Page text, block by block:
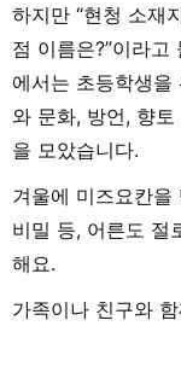
웃풋을 소중
움이 되는
그리기, 전
하지만 “현청 소재
점 이름은?”이라
에서는 초등학생
와 문화, 방언, 향
을 모았습니다.
겨울에 미즈요칸을
비밀 등, 어른도 절
해요.
가족이나 친구와